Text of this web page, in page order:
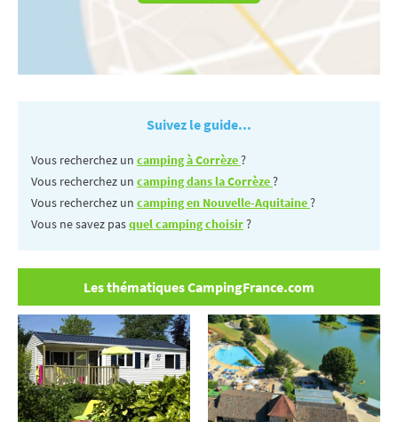
Suivez le guide...
Vous recherchez un camping à Corrèze?
Vous recherchez un camping dans la Corrèze?
Vous recherchez un camping en Nouvelle-Aquitaine?
Vous ne savez pasquel camping choisir?
Les thématiques CampingFrance.com